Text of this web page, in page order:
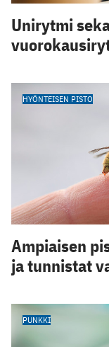
Unirytmi
HYÖNTEISEN PISTO
Ampiaisen
ja tunnistat
PUNKKI